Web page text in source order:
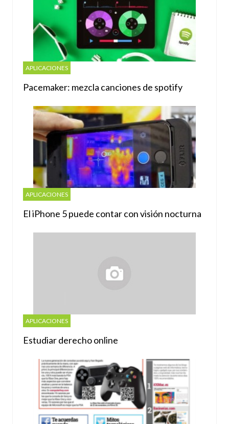
APLICACIONES
Pacemaker: mezcla canciones de spotify
APLICACIONES
El iPhone 5 puede contar con visión nocturna
APLICACIONES
Estudiar derecho online